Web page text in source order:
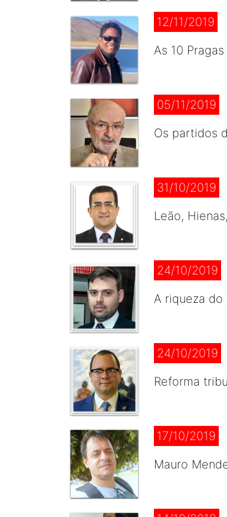
12/11/2019
As 10
05/11/2019
Os partidos
31/10/2019
Leão,
24/10/2019
A riqueza do
24/10/2019
Reforma
17/10/2019
Mauro